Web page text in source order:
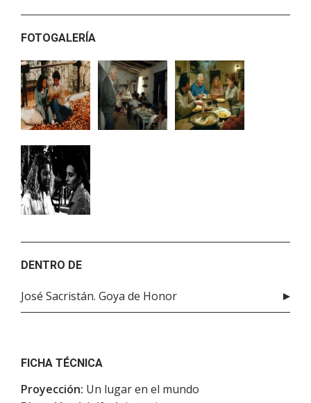
FOTOGALERÍA
DENTRO DE
José Sacristán. Goya de Honor
FICHA TÉCNICA
Proyección: Un lugar en el mundo